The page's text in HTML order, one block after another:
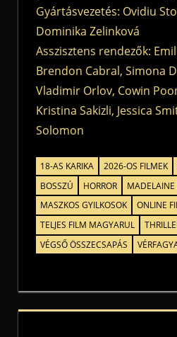
Gyártásvezetés: Ovidiu
Dominika Zelinková
Asszisztens rendezők:
Brendon Cabral, Simona
Vladimir Orlov, Cowin
Kristina Sakizli, Jessica
Solomon
18-AS KARIKA 2026-OS FILMEK
BOSSZÚ
HORROR
MADELAINE
MASZKOS GYILKOSOK
ONLINE
TELJES FILM MAGYARUL
VÉGSŐ ÖSSZECSAPÁS